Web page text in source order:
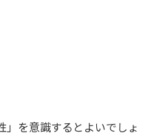
」を意識するとよいでしょ